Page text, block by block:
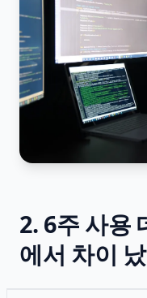
2. 6주 사용
에서 차이